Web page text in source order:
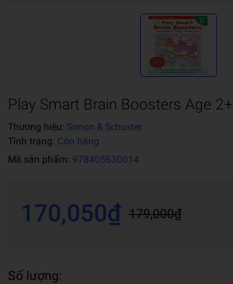
Play Smart Brain Boosters Age 2+
Thương hiệu: Simon & Schuster
Tình trạng: Còn hàng
Mã sản phẩm: 978405630014
170,050₫ 179,000₫
Số lượng: